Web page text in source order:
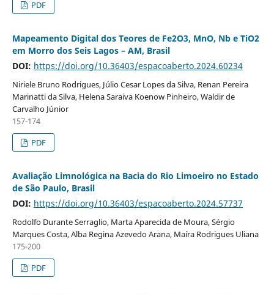
PDF
Mapeamento Digital dos Teores de Fe2O3, MnO, Nb e TiO2
em Morro dos Seis Lagos – AM, Brasil
DOI: https://doi.org/10.36403/espacoaberto.2024.60234
Niriele Bruno Rodrigues, Júlio Cesar Lopes da Silva, Renan Pereira
Marinatti da Silva, Helena Saraiva Koenow Pinheiro, Waldir de
Carvalho Júnior
157-174
PDF
Avaliação Limnológica na Bacia do Rio Limoeiro no Estado
de São Paulo, Brasil
DOI: https://doi.org/10.36403/espacoaberto.2024.57737
Rodolfo Durante Serraglio, Marta Aparecida de Moura, Sérgio
Marques Costa, Alba Regina Azevedo Arana, Maíra Rodrigues Uliana
175-200
PDF